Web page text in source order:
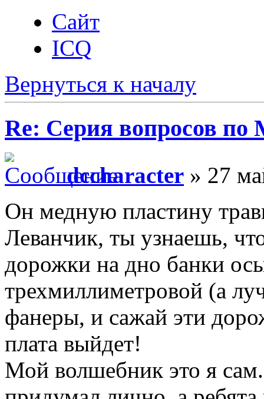
Сайт
ICQ
Вернуться к началу
Re: Серия вопросов
dccharacter » 27
Он медную пластину
Леванчик, ты узнаешь,
дорожки на дно банки
трехмиллиметровой (а
фанеры, и сажай эти
плата выйдет!
Мой волшебник это я